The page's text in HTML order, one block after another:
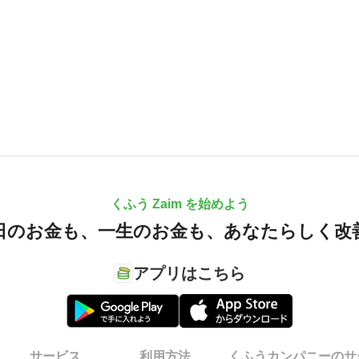
くふう Zaim を始めよう
のお金も、 一生のお金も、 あなたらしく改
アプリはこちら
サービス 利用方法 くふうカンパニーの